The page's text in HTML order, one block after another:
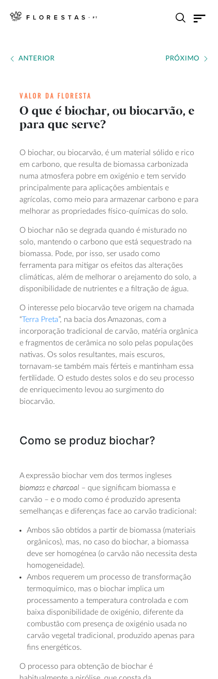
ANTERIOR PRÓXIMO
VALOR DA FLORESTA
O que é biochar, ou biocarvão, e
para que serve?
O biochar, ou biocarvão, é um material sólido e rico
em carbono, que resulta de biomassa carbonizada
numa atmosfera pobre em oxigénio e tem servido
principalmente para aplicações ambientais e
agrícolas, como meio para armazenar carbono e para
melhorar as propriedades físico-químicas do solo.
O biochar não se degrada quando é misturado no
solo, mantendo o carbono que está sequestrado na
biomassa. Pode, por isso, ser usado como
ferramenta para mitigar os efeitos das alterações
climáticas, além de melhorar o arejamento do solo, a
disponibilidade de nutrientes e a filtração de água.
O interesse pelo biocarvão teve origem na chamada
“Terra Preta”, na bacia dos Amazonas, com a
incorporação tradicional de carvão, matéria orgânica
e fragmentos de cerâmica no solo pelas populações
nativas. Os solos resultantes, mais escuros,
tornavam-se também mais férteis e mantinham essa
fertilidade. O estudo destes solos e do seu processo
de enriquecimento levou ao surgimento do
biocarvão.
Como se produz biochar?
A expressão biochar vem dos termos ingleses
biomass e charcoal – que significam biomassa e
carvão – e o modo como é produzido apresenta
semelhanças e diferenças face ao carvão tradicional:
Ambos são obtidos a partir de biomassa (materiais
orgânicos), mas, no caso do biochar, a biomassa
deve ser homogénea (o carvão não necessita desta
homogeneidade).
Ambos requerem um processo de transformação
termoquímico, mas o biochar implica um
processamento a temperatura controlada e com
baixa disponibilidade de oxigénio, diferente da
combustão com presença de oxigénio usada no
carvão vegetal tradicional, produzido apenas para
fins energéticos.
O processo para obtenção de biochar é